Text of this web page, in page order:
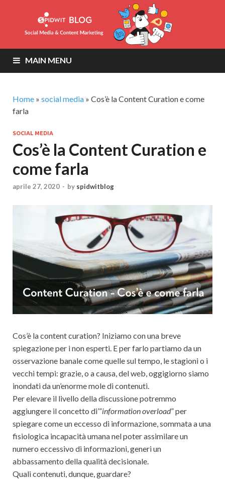
MAIN MENU
Home » social media » Cos’è la Content Curation e come
farla
SOCIAL MEDIA
Cos’è la Content Curation e
come farla
aprile 27, 2020 - by spidwitblog
Cos’è la content curation? Iniziamo con una breve
spiegazione per i non esperti. E per farlo partiamo da un
osservazione banale come quelle sul tempo, le stagioni o i
vecchi tempi: grazie, o a causa, del web, oggigiorno siamo
inondati da un’enorme mole di contenuti.
Per elevare il livello della discussione potremmo
aggiungere il concetto di’”information overload” per
spiegare come un eccesso di informazione, sommata a una
fisiologica incapacità umana nel poter assimilare un
numero eccessivo di informazioni, generi un
abbassamento della qualità decisionale.
Quali contenuti, dunque, guardare?